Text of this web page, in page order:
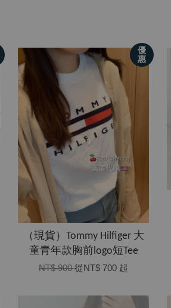
優
惠
（現貨）Tommy Hilfiger 大
童青年款胸前logo短Tee
NT$ 900從NT$ 700 起